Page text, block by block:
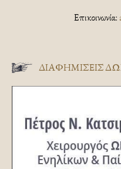
Επικοινωνία:
ΔΙΑΦΗΜΊΣΕΙΣ